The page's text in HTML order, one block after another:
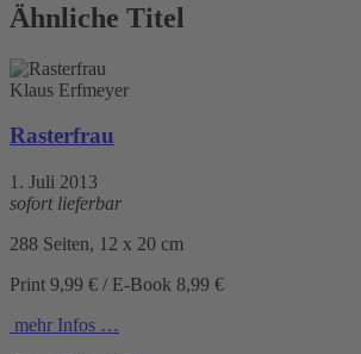
Ähnliche Titel
Klaus Erfmeyer
Rasterfrau
1. Juli 2013
sofort lieferbar
288 Seiten, 12 x 20 cm
Print 9,99 € / E-Book 8,99 €
mehr Infos …